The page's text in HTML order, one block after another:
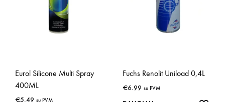
Eurol Silicone Multi Spray
400ML
€5.49 su PVM
Fuchs Renolit Uniload 0,4L
€6.99 su PVM